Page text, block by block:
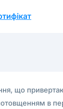
що
в